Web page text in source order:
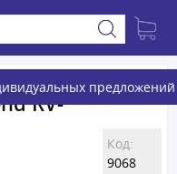
предложений
RV-
Код:
9068